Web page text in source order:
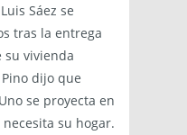
Sáez se
tras la entrega
su vivienda
dijo que
se proyecta en
su hogar.